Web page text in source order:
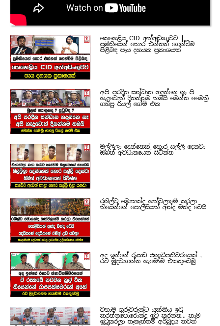
කෙහෙළිය CID අත්අඩංගුවට |
ප්‍රමිතියෙන් තොර එන්නත් ගෙන්වීම
පිළිබඳ පැය දහයක ප්‍රකාශයක්
අපි පරදින සන්ධාන හදන්නෙ නෑ පි
හැදුවොත් දිනන්නම තමයි මෙන්න මෛත්‍රී
ගහපු රියල් ගේම් එක
මල්ලිලා දෙන්නෙක් හොර සල්ලි දෙනවා
ඔබත් අවධානයෙන් සිටින්න
රනිල්ට මොකක්ද හත්වලාමේ කරලා
තියෙන්නේ පොලිසියත් අන්ද මන්ද වෙයි
අද ඉන්නේ රූකඩ ජනාධිපතිවරයෙක් ,
රට මුදවාගන්න හැමෝම එකතුවෙමු
වහාම ගුරුවරුන්ට යුක්තිය ඉටු
කරන්නපොරොන්දු ඉටු කරන්න... තාම
ඉටුකරලා නෑනැත්නම් අර්බුදය තවත්